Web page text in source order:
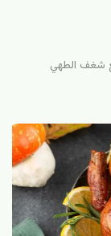
شغف الطهي